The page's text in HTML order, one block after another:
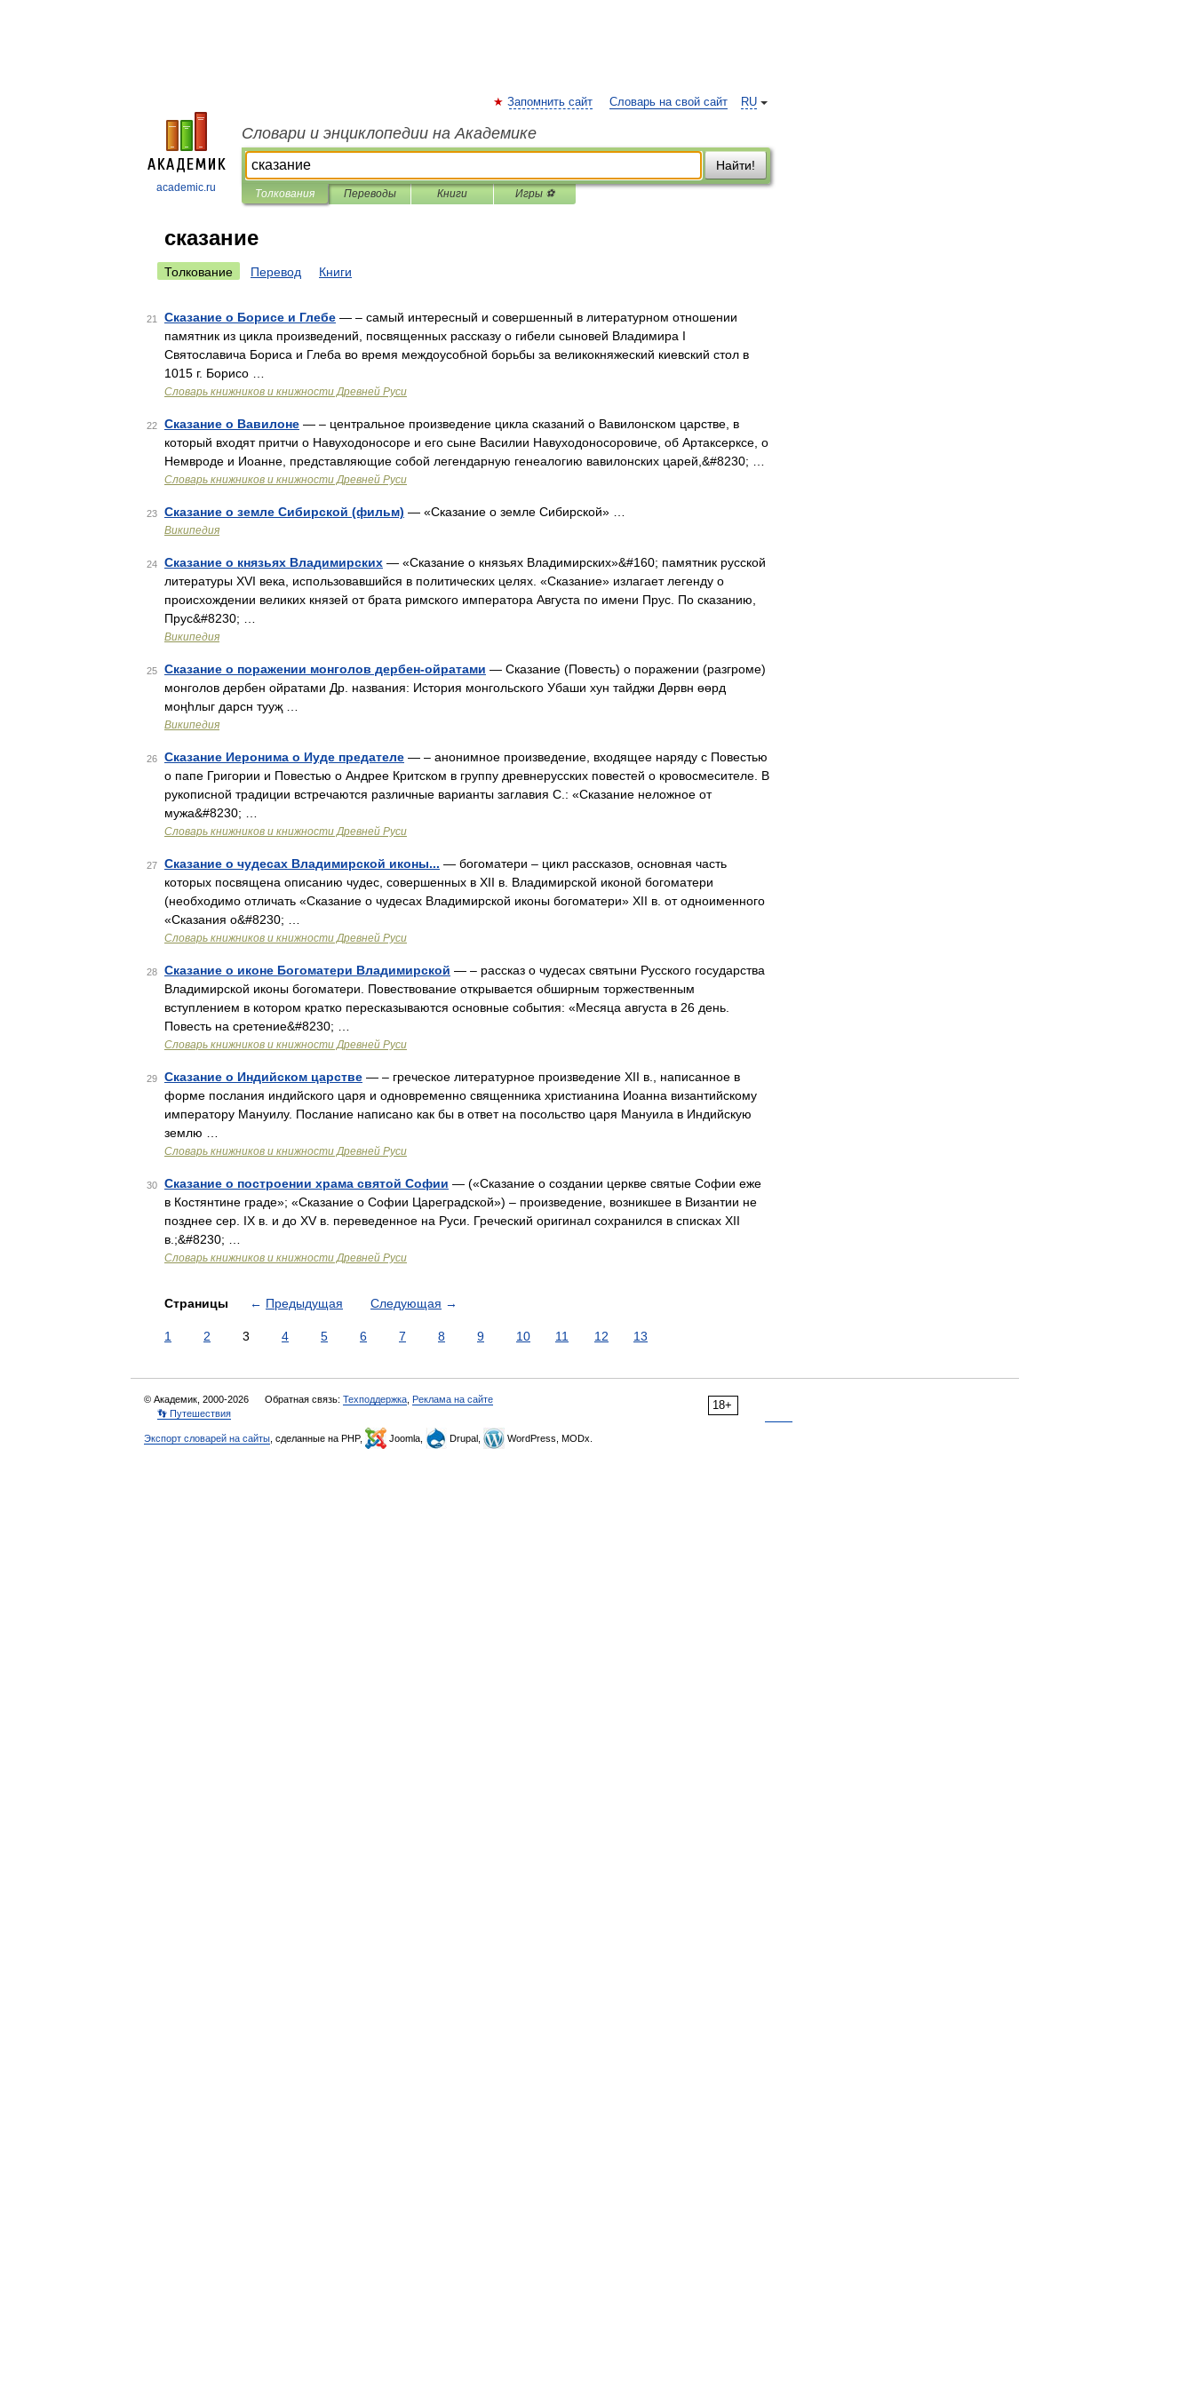
academic.ru
RU
Запомнить сайт Словарь на свой сайт
Словари и энциклопедии на Академике
Найти!
Толкования Переводы Книги Игры ⚽
сказание
Толкование Перевод Книги
21 Сказание о Борисе и Глебе — – самый интересный и совершенный в литературном отношении
памятник из цикла произведений, посвященных рассказу о гибели сыновей Владимира I
Святославича Бориса и Глеба во время междоусобной борьбы за великокняжеский киевский стол в
1015 г. Борисо …
Словарь книжников и книжности Древней Руси
22 Сказание о Вавилоне — – центральное произведение цикла сказаний о Вавилонском царстве, в
который входят притчи о Навуходоносоре и его сыне Василии Навуходоносоровиче, об Артаксерксе, о
Немвроде и Иоанне, представляющие собой легендарную генеалогию вавилонских царей,&#8230; …
Словарь книжников и книжности Древней Руси
23 Сказание о земле Сибирской (фильм) — «Сказание о земле Сибирской» …
Википедия
24 Сказание о князьях Владимирских — «Сказание о князьях Владимирских»&#160; памятник русской
литературы XVI века, использовавшийся в политических целях. «Сказание» излагает легенду о
происхождении великих князей от брата римского императора Августа по имени Прус. По сказанию,
Прус&#8230; …
Википедия
25 Сказание о поражении монголов дербен-ойратами — Сказание (Повесть) о поражении (разгроме)
монголов дербен ойратами Др. названия: История монгольского Убаши хун тайджи Дөрвн өөрд
моңhлыг дарсн тууҗ …
Википедия
26 Сказание Иеронима о Иуде предателе — – анонимное произведение, входящее наряду с Повестью
о папе Григории и Повестью о Андрее Критском в группу древнерусских повестей о кровосмесителе. В
рукописной традиции встречаются различные варианты заглавия С.: «Сказание неложное от
мужа&#8230; …
Словарь книжников и книжности Древней Руси
27 Сказание о чудесах Владимирской иконы... — богоматери – цикл рассказов, основная часть
которых посвящена описанию чудес, совершенных в XII в. Владимирской иконой богоматери
(необходимо отличать «Сказание о чудесах Владимирской иконы богоматери» XII в. от одноименного
«Сказания о&#8230; …
Словарь книжников и книжности Древней Руси
28 Сказание о иконе Богоматери Владимирской — – рассказ о чудесах святыни Русского государства
Владимирской иконы богоматери. Повествование открывается обширным торжественным
вступлением в котором кратко пересказываются основные события: «Месяца августа в 26 день.
Повесть на сретение&#8230; …
Словарь книжников и книжности Древней Руси
29 Сказание о Индийском царстве — – греческое литературное произведение XII в., написанное в
форме послания индийского царя и одновременно священника христианина Иоанна византийскому
императору Мануилу. Послание написано как бы в ответ на посольство царя Мануила в Индийскую
землю …
Словарь книжников и книжности Древней Руси
30 Сказание о построении храма святой Софии — («Сказание о создании церкве святые Софии еже
в Костянтине граде»; «Сказание о Софии Цареградской») – произведение, возникшее в Византии не
позднее сер. IX в. и до XV в. переведенное на Руси. Греческий оригинал сохранился в списках XII
в.;&#8230; …
Словарь книжников и книжности Древней Руси
Страницы ← Предыдущая Следующая →
1 2 3 4 5 6 7 8 9 10 11 12 13
18+
© Академик, 2000-2026 Обратная связь: Техподдержка Реклама на сайте
👣 Путешествия
Экспорт словарей на сайты , сделанные на PHP, Joomla, Drupal, WordPress, MODx.